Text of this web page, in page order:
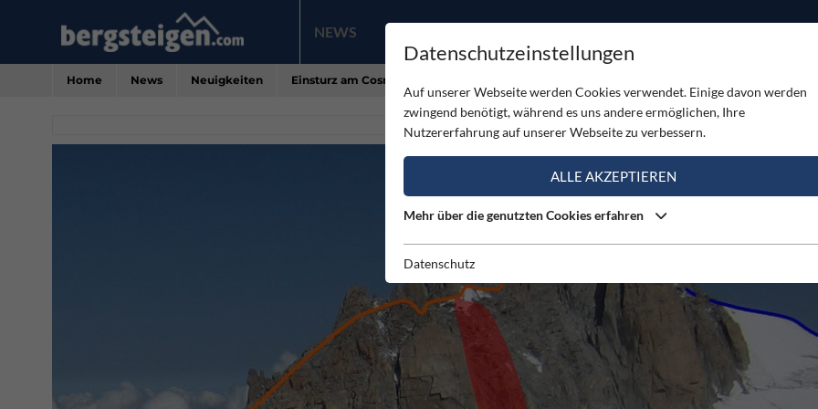
NEWS PRODUKTE
Home News Neuigkeiten Einsturz am Cosmiques Grat
Datenschutzeinstellungen
Auf unserer Webseite werden Cookies verwendet. Einige davon werden
zwingend benötigt, während es uns andere ermöglichen, Ihre
Nutzererfahrung auf unserer Webseite zu verbessern.
ALLE AKZEPTIEREN
Mehr über die genutzten Cookies erfahren
Datenschutz